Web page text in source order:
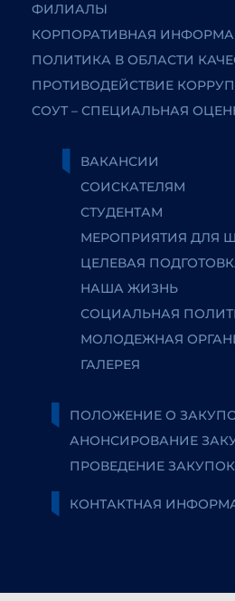
ФИЛИАЛЫ
КОРПОРАТИВНАЯ
ПОЛИТИКА В ОБЛАСТИ
ПРОТИВОДЕЙСТВИЕ
СОУТ – СПЕЦИАЛЬНАЯ
ВАКАНСИИ
СОИСКАТЕЛЯМ
СТУДЕНТАМ
МЕРОПРИЯТИЯ ДЛЯ
ЦЕЛЕВАЯ
НАША ЖИЗНЬ
СОЦИАЛЬНАЯ
МОЛОДЕЖНАЯ
ГАЛЕРЕЯ
ПОЛОЖЕНИЕ О
АНОНСИРОВАНИЕ
ПРОВЕДЕНИЕ ЗАКУПОК
КОНТАКТНАЯ